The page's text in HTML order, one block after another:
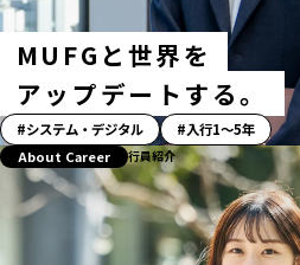
MUFGと世界を
アップデートする。
「ス
ト
システム・デジタル 入行1〜5年
About Career 行員紹介